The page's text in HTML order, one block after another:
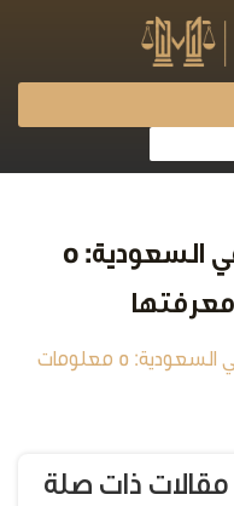
الشيك سند تنفيذي في السعودية: 5
الشيك سند تنفيذي في السعودية: 5 معلومات
مقالات ذات صلة